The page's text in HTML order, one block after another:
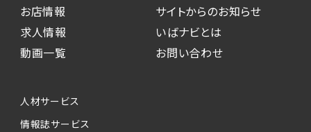
お店情報
求人情報
動画一覧
サイトからのお知らせ
いばナビとは
お問い合わせ
人材サービス
情報誌サービス